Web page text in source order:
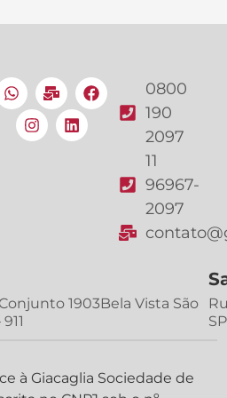
0800
190
2097
11
96967-
2097
1903Bela Vista São
à Giacaglia Sociedade de